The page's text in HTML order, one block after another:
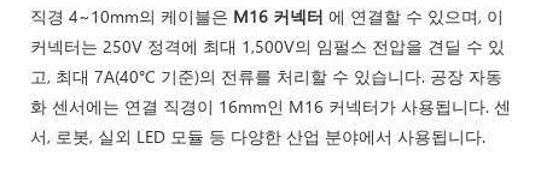
직경 4~10mm의 케이블은 M16 커넥터 에 연결할 수 있으며, 이
커넥터는 250V 정격에 최대 1,500V의 임펄스 전압을 견딜 수 있
고, 최대 7A(40°C 기준)의 전류를 처리할 수 있습니다. 공장 자동
화 센서에는 연결 직경이 16mm인 M16 커넥터가 사용됩니다. 센
서, 로봇, 실외 LED 모듈 등 다양한 산업 분야에서 사용됩니다.